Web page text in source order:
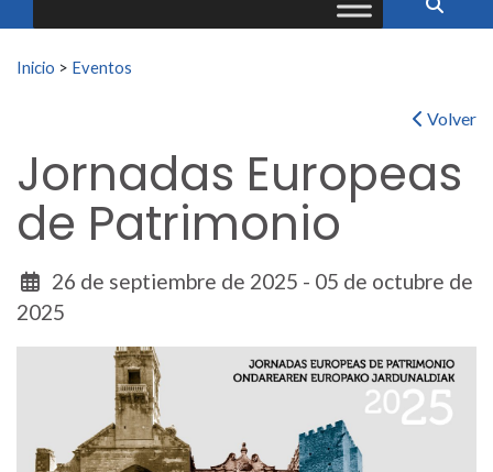
Buscar:
Inicio > Eventos
Volver
Jornadas Europeas
de Patrimonio
26 de septiembre de 2025 - 05 de octubre de
2025